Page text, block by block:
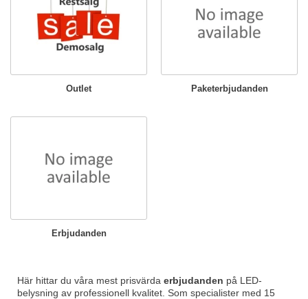
Outlet Paketerbjudanden
Erbjudanden
Här hittar du våra mest prisvärda erbjudanden på LED-
belysning av professionell kvalitet. Som specialister med 15